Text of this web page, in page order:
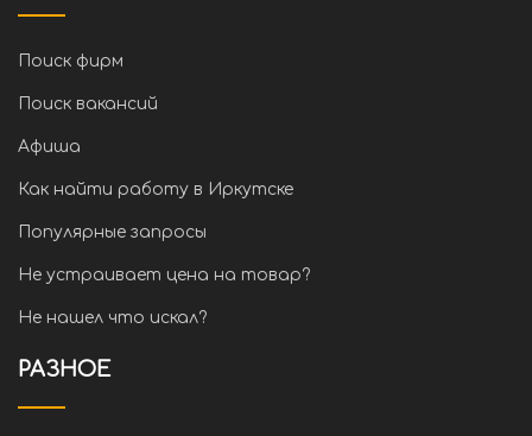
Поиск фирм
Поиск вакансий
Афиша
Как найти работу в Иркутске
Популярные запросы
Не устраивает цена на товар?
Не нашел что искал?
РАЗНОЕ